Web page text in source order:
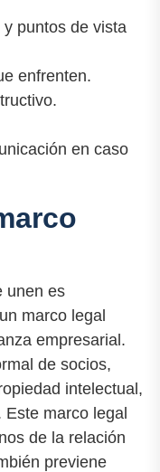
puntos de vista
enfrenten.
en caso
unen es
marco legal
empresarial.
de socios,
intelectual,
Este marco legal
de la relación
previene